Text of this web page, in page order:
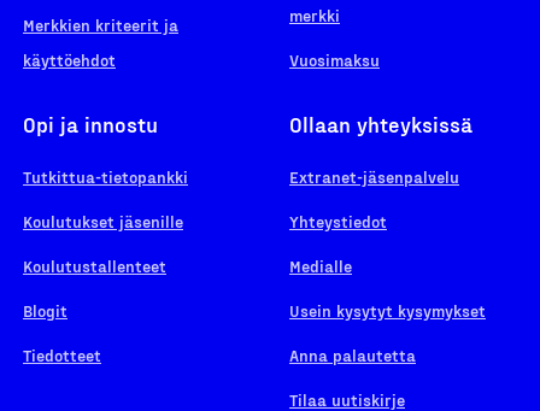
Merkkien kriteerit ja
käyttöehdot
merkki
Vuosimaksu
Opi ja innostu
Tutkittua-tietopankki
Koulutukset jäsenille
Koulutustallenteet
Blogit
Tiedotteet
Ollaan yhteyksissä
Extranet-jäsenpalvelu
Yhteystiedot
Medialle
Usein kysytyt kysymykset
Anna palautetta
Tilaa uutiskirje